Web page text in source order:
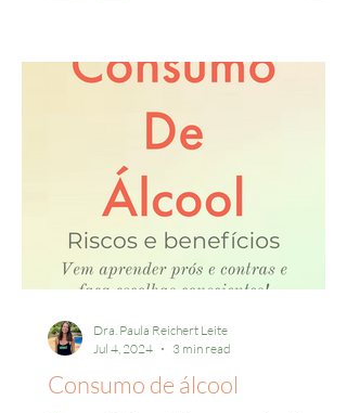
Consumo de álcool
Dra. Paula Reichert Leite
Jul 4, 2024
3 min read